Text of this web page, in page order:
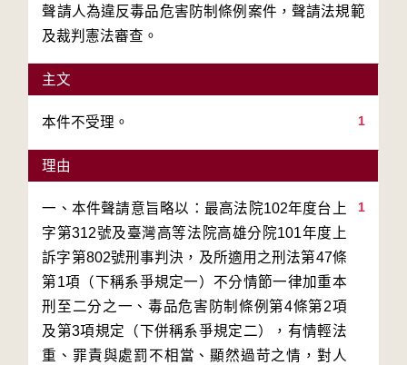
聲請人為違反毒品危害防制條例案件，聲請法規範
及裁判憲法審查。
主文
1
本件不受理。
理由
1
一、本件聲請意旨略以：最高法院102年度台上
字第312號及臺灣高等法院高雄分院101年度上
訴字第802號刑事判決，及所適用之刑法第47條
第1項（下稱系爭規定一）不分情節一律加重本
刑至二分之一、毒品危害防制條例第4條第2項
及第3項規定（下併稱系爭規定二），有情輕法
重、罪責與處罰不相當、顯然過苛之情，對人